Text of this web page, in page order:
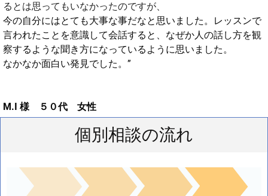
るとは思ってもいなかったのですが、
今の自分にはとても大事な事だなと思いました。レッスンで
言われたことを意識して会話すると、なぜか人の話し方を観
察するような聞き方になっているように思いました。
なかなか面白い発見でした。”
M.I 様 ５０代 女性
個別相談の流れ